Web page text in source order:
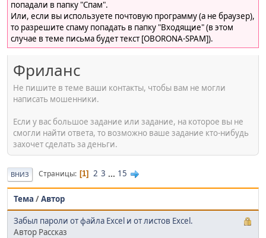
попадали в папку "Спам".
Или, если вы используете почтовую программу (а не браузер),
то разрешите спаму попадать в папку "Входящие" (в этом
случае в теме письма будет текст [OBORONA-SPAM]).
Фриланс
Не пишите в теме ваши контакты, чтобы вам не могли
написать мошенники.
Если у вас большое задание или задание, на которое вы не
смогли найти ответа, то возможно ваше задание кто-нибудь
захочет сделать за деньги.
ВНИЗ Страницы 1 2 3 ... 15
Тема /Автор
Забыл пароли от файла Excel и от листов Excel.
Автор Рассказ